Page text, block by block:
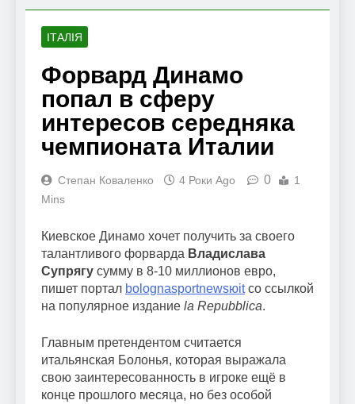
ІТАЛІЯ
Форвард Динамо
попал в сферу
интересов середняка
чемпионата Италии
Степан Коваленко 4 Роки Ago 0
1
Mins
Киевское Динамо хочет получить за своего
талантливого форварда Владислава
Супрягу сумму в 8-10 миллионов евро,
пишет портал bolognasportnewsюitсо ссылкой
на популярное издание la Repubblica.
Главным претендентом считается
итальянская Болонья, которая выражала
свою заинтересованность в игроке ещё в
конце прошлого месяца, но без особой